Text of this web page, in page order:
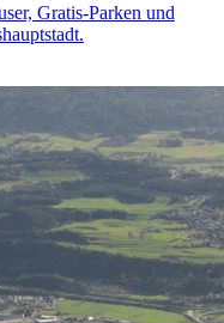
Gratis-Parken und